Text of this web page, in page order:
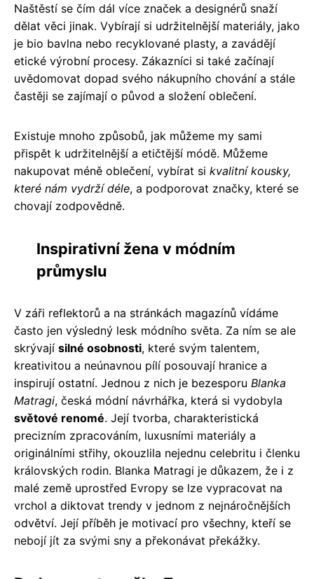
Naštěstí se čím dál více značek a designérů snaží
dělat věci jinak. Vybírají si udržitelnější materiály, jako
je bio bavlna nebo recyklované plasty, a zavádějí
etické výrobní procesy. Zákazníci si také začínají
uvědomovat dopad svého nákupního chování a stále
častěji se zajímají o původ a složení oblečení.
Existuje mnoho způsobů, jak můžeme my sami
přispět k udržitelnější a etičtější módě. Můžeme
nakupovat méně oblečení, vybírat si kvalitní kousky,
které nám vydrží déle, a podporovat značky, které se
chovají zodpovědně.
Inspirativní žena v módním
průmyslu
V záři reflektorů a na stránkách magazínů vídáme
často jen výsledný lesk módního světa. Za ním se ale
skrývají silné osobnosti, které svým talentem,
kreativitou a neúnavnou pílí posouvají hranice a
inspirují ostatní. Jednou z nich je bezesporu Blanka
Matragi, česká módní návrhářka, která si vydobyla
světové renomé. Její tvorba, charakteristická
precizním zpracováním, luxusními materiály a
originálními střihy, okouzlila nejednu celebritu i členku
královských rodin. Blanka Matragi je důkazem, že i z
malé země uprostřed Evropy se lze vypracovat na
vrchol a diktovat trendy v jednom z nejnáročnějších
odvětví. Její příběh je motivací pro všechny, kteří se
nebojí jít za svými sny a překonávat překážky.